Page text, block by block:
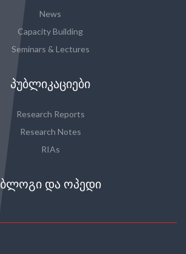
News
Capacity Building
Seminars & Lectures
ᲞᲣᲑᲚᲘᲙᲐᲪᲘᲔᲑᲘ
Research Reports
Research Notes
RIAs
ᲑᲚᲝᲒᲘ ᲓᲐ ᲝᲞᲔᲓᲘ